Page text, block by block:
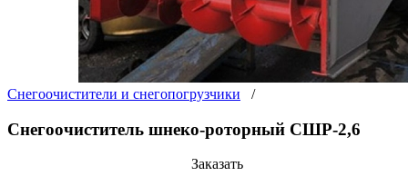
Снегоочистители и снегопогрузчики /
Снегоочиститель шнеко-роторный СШР-2,6
Заказать